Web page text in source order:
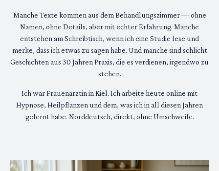
Manche Texte kommen aus dem Behandlungszimmer — ohne
Namen, ohne Details, aber mit echter Erfahrung. Manche
entstehen am Schreibtisch, wenn ich eine Studie lese und
merke, dass ich etwas zu sagen habe. Und manche sind schlicht
Geschichten aus 30 Jahren Praxis, die es verdienen, irgendwo zu
stehen.
Ich war Frauenärztin in Kiel. Ich arbeite heute online mit
Hypnose, Heilpflanzen und dem, was ich in all diesen Jahren
gelernt habe. Norddeutsch, direkt, ohne Umschweife.